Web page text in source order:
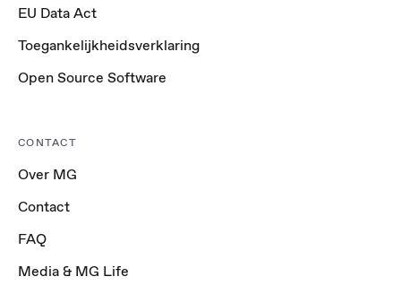
EU Data Act
Toegankelijkheidsverklaring
Open Source Software
CONTACT
Over MG
Contact
FAQ
Media & MG Life